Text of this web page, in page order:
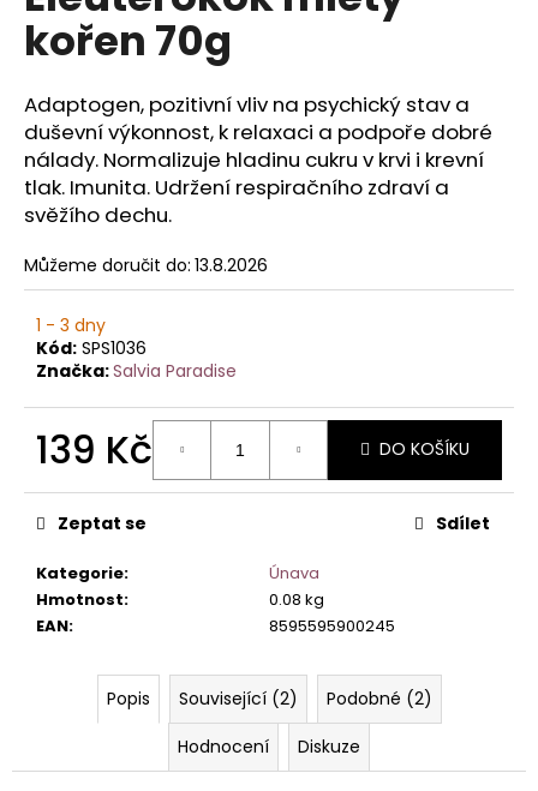
0,0
hvězdiček.
kořen 70g
Adaptogen, pozitivní vliv na psychický stav a
duševní výkonnost, k relaxaci a podpoře dobré
nálady. Normalizuje hladinu cukru v krvi i krevní
tlak. Imunita. Udržení respiračního zdraví a
svěžího dechu.
Můžeme doručit do: 13.8.2026
1 - 3 dny
Kód: SPS1036
Značka:Salvia Paradise
139 Kč
cena:
DO KOŠÍKU
Kategorie:
Únava
Hmotnost:
0.08 kg
EAN: 8595595900245
Zeptat se Sdílet
Popis Související (2)
Podobné (2)
Hodnocení
Diskuze
a
j
í
t
?
HLEDAT
D
o
p
r
u
u
e